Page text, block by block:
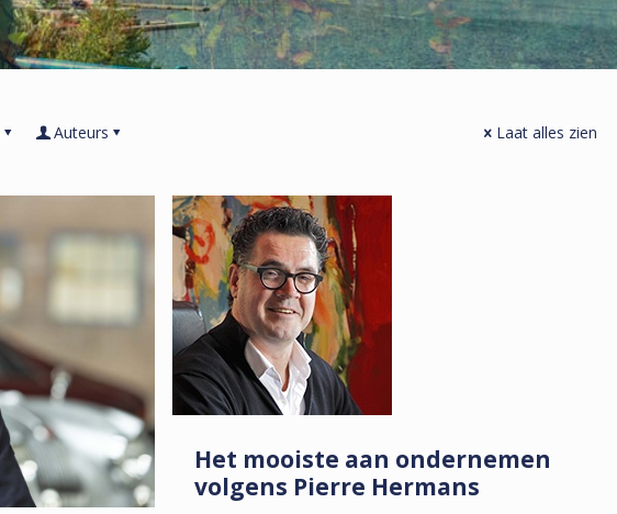
Auteurs Laat alles zien
Het mooiste aan ondernemen
volgens Pierre Hermans